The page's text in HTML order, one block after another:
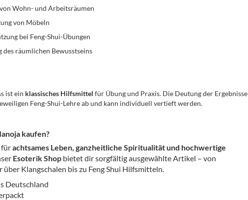
Wohn- und Arbeitsräumen
von Möbeln
bei Feng-Shui-Übungen
des räumlichen Bewusstseins
ist ein klassisches Hilfsmittel für Übung und Praxis. Die Deutung der Ergebnisse
Feng-Shui-Lehre ab und kann individuell vertieft werden.
kaufen?
fürachtsames Leben, ganzheitliche Spiritualität und hochwertige
Esoterik Shop bietet dir sorgfältig ausgewählte Artikel – von
über Klangschalen bis zu Feng Shui Hilfsmitteln.
Deutschland